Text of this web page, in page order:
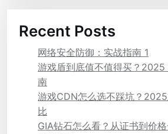
Recent Posts
网络安全防御：实战指南 1
游戏盾到底值不值得买？2025
南
游戏CDN怎么选不踩坑？
比
GIA钻石怎么看？从证书到价